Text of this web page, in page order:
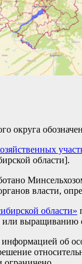
округа
области].
власти,
области»
выращиванию
информацией об